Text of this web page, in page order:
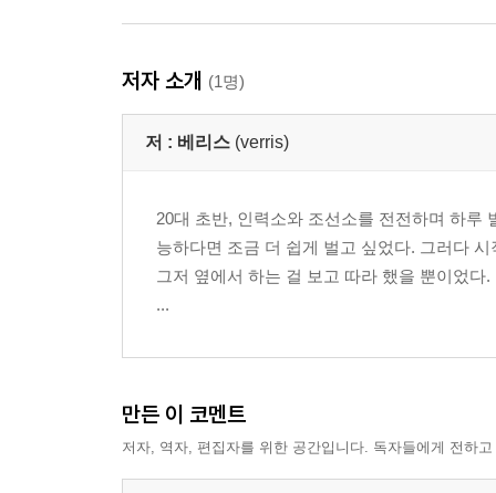
저자 소개 (1명)
저 : 베리스 (verris)
20대 초반, 인력소와 조선소를 전전하며 하루
능하다면 조금 더 쉽게 벌고 싶었다. 그러다
그저 옆에서 하는 걸 보고 따라 했을 뿐이었
...
만든 이 코멘트
저자, 역자, 편집자를 위한 공간입니다. 독자들에게 전하